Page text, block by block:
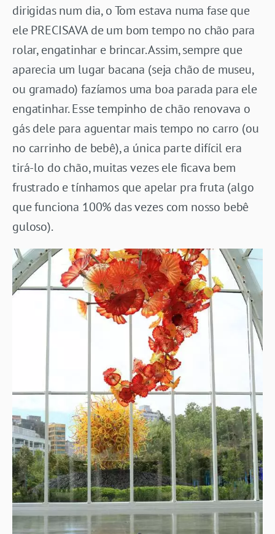
dirigidas num dia, o Tom estava numa fase que
ele PRECISAVA de um bom tempo no chão para
rolar, engatinhar e brincar. Assim, sempre que
aparecia um lugar bacana (seja chão de museu,
ou gramado) fazíamos uma boa parada para ele
engatinhar. Esse tempinho de chão renovava o
gás dele para aguentar mais tempo no carro (ou
no carrinho de bebê), a única parte difícil era
tirá-lo do chão, muitas vezes ele ficava bem
frustrado e tínhamos que apelar pra fruta (algo
que funciona 100% das vezes com nosso bebê
guloso).